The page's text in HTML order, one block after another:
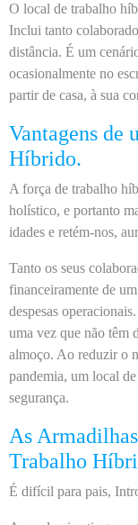
O local de trabalho
Inclui tanto
distância. É um
ocasionalmente no
partir de casa, à sua
Vantagens de
Híbrido.
A força de trabalho
holístico, e portanto
idades e retém-nos,
Tanto os seus
financeiramente de
despesas
uma vez que não têm
almoço. Ao reduzir o
pandemia, um local
segurança.
As
Trabalho
É difícil para pais,